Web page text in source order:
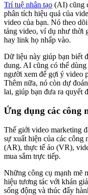
Trí tuệ nhân tạo (AI) cũng
phân tích hiệu quả của
video của bạn. Nó theo
tảng video, ví dụ như thời
hay link họ nhấp vào.
Dữ liệu này giúp bạn biết
dung. AI cũng có thể
người xem để gợi ý video
Thêm nữa, nó còn dự
lai, giúp bạn đưa ra quyết
Ứng dụng các công
Thế giới video marketing
sự xuất hiện của các công
(AR), thực tế ảo (VR),
mua sắm trực tiếp.
Những công cụ mạnh mẽ
hiệu tương tác với khán
sống động và thúc đẩy